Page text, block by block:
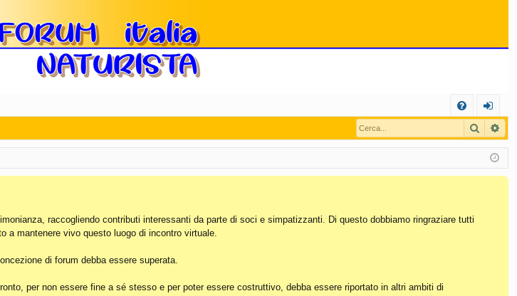
Q
og
in
Cerca
raccogliendo contributi interessanti da parte di soci e simpatizzanti. Di questo dobbiamo ringraziare tutti
a mantenere vivo questo luogo di incontro virtuale.
di forum debba essere superata.
per non essere fine a sé stesso e per poter essere costruttivo, debba essere riportato in altri ambiti di